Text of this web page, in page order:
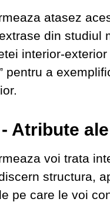
atasez
din studiul
interior-
pentru a
Atribute
voi trata
structura,
pe care le voi